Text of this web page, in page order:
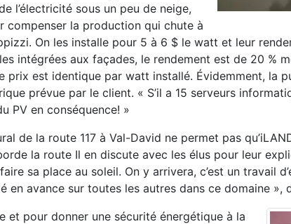
l’électricité sous un peu de neige,
compenser la production qui chute à
On les installe pour 5 à 6 $ le watt et leur
intégrées aux façades, le rendement est de 20 %
prix est identique par watt installé. Évidemment, la
prévue par le client. « S’il a 15 serveurs
PV en conséquence! »
de la route 117 à Val-David ne permet pas
la route Il en discute avec les élus pour leur
sa place au soleil. On y arrivera, c’est un travail
en avance sur toutes les autres dans ce domaine »,
et pour donner une sécurité énergétique à la